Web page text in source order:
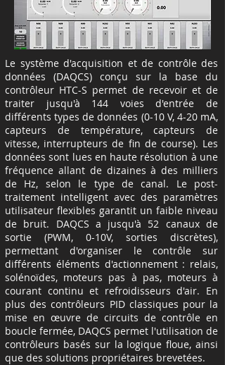
Le système d'acquisition et de contrôle des
données (DAQCS) conçu sur la base du
contrôleur HTC-S permet de recevoir et de
traiter jusqu'à 144 voies d'entrée de
différents types de données (0-10 V, 4-20 mA,
capteurs de température, capteurs de
vitesse, interrupteurs de fin de course). Les
données sont lues en haute résolution à une
fréquence allant de dizaines à des milliers
de Hz, selon le type de canal. Le post-
traitement intelligent avec des paramètres
utilisateur flexibles garantit un faible niveau
de bruit. DAQCS a jusqu'à 52 canaux de
sortie (PWM, 0-10V, sorties discrètes),
permettant d'organiser le contrôle sur
différents éléments d'actionnement : relais,
solénoïdes, moteurs pas à pas, moteurs à
courant continu et refroidisseurs d'air. En
plus des contrôleurs PID classiques pour la
mise en œuvre de circuits de contrôle en
boucle fermée, DAQCS permet l'utilisation de
contrôleurs basés sur la logique floue, ainsi
que des solutions propriétaires brevetées.